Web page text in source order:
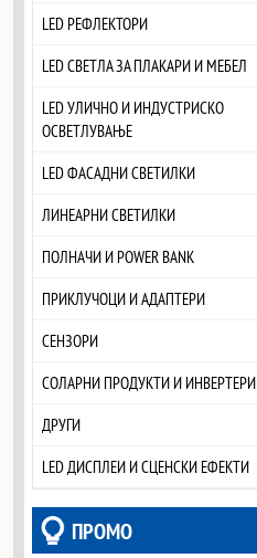
LED РЕФЛЕКТОРИ
LED СВЕТЛА ЗА ПЛАКАРИ И МЕБЕЛ
LED УЛИЧНО И ИНДУСТРИСКО
ОСВЕТЛУВАЊЕ
LED ФАСАДНИ СВЕТИЛКИ
ЛИНЕАРНИ СВЕТИЛКИ
ПОЛНАЧИ И POWER BANK
ПРИКЛУЧОЦИ И АДАПТЕРИ
СЕНЗОРИ
СОЛАРНИ ПРОДУКТИ И ИНВЕРТЕРИ
ДРУГИ
LED ДИСПЛЕИ И СЦЕНСКИ ЕФЕКТИ
ПРОМО